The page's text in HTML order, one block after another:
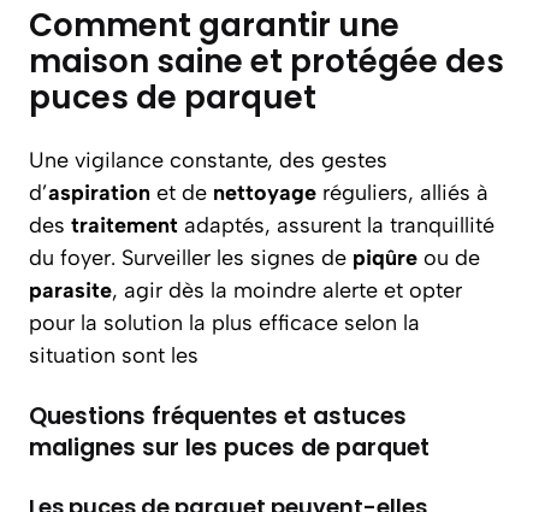
Comment garantir une
maison saine et protégée des
puces de parquet
Une vigilance constante, des gestes
d’aspiration et de nettoyage réguliers, alliés à
des traitement adaptés, assurent la tranquillité
du foyer. Surveiller les signes de piqûre ou de
parasite, agir dès la moindre alerte et opter
pour la solution la plus efficace selon la
situation sont les
Questions fréquentes et astuces
malignes sur les puces de parquet